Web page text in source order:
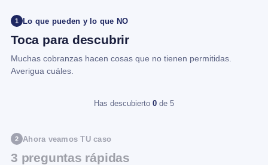
1 Lo que pueden y lo que NO
Toca para descubrir
Muchas cobranzas hacen cosas que no tienen permitidas.
Averigua cuáles.
Has descubierto 0 de 5
2 Ahora veamos TU caso
3 preguntas rápidas